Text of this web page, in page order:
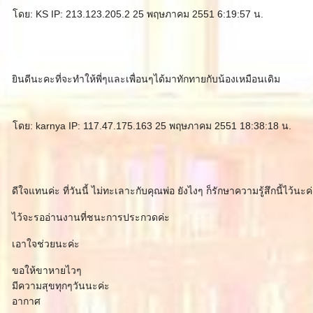
ดย: KS IP: 213.123.205.2 25 พฤษภาคม 2551 6:19:57 น.
ินดีนะคะที่จะทำให้พี่ๆและเพื่อนๆได้มาทักทายกับน้องเหมือนเดิม
ดย: karnya IP: 117.47.175.163 25 พฤษภาคม 2551 18:38:18 น.
ดีใจแทนค่ะ ที่วันนี้ ไม่ทะเลาะกับคุณพ่อ ยังไงๆ ก็รักษาความรู้สึกนี้ไว้นะ
ไว้จะรออ่านงานที่ชนะการประกวดค่ะ
เอาใจช่วยนะค่ะ
ขอให้ขาหายไวๆ
มีความสุขทุกๆวันนะค่ะ
อากาศ